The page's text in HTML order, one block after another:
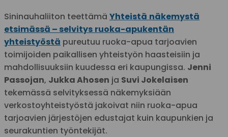
Sininauhaliiton teettämä Yhteistä näkemystä
etsimässä – selvitys ruoka-apukentän
yhteistyöstä pureutuu ruoka-apua tarjoavien
toimijoiden paikallisen yhteistyön haasteisiin ja
mahdollisuuksiin kuudessa eri kaupungissa. Jenni
Passojan, Jukka Ahosen ja Suvi Jokelaisen
tekemässä selvityksessä näkemyksiään
verkostoyhteistyöstä jakoivat niin ruoka-apua
tarjoavien järjestöjen edustajat kuin kaupunkien ja
seurakuntien työntekijät.